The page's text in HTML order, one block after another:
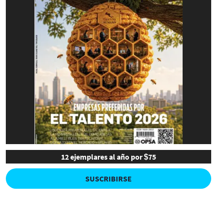
12 ejemplares al año por $75
SUSCRIBIRSE